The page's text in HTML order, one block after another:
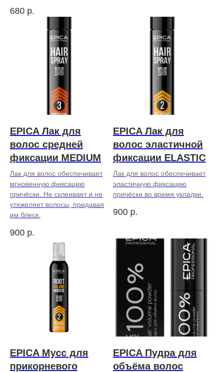
680 р.
EPICA Лак для
волос средней
фиксации MEDIUM
Лак для волос обеспечивает
мгновенную фиксацию
причёски. Не склеивает и не
утяжеляет волосы, придавая
им блеск.
900 р.
EPICA Лак для
волос эластичной
фиксации ELASTIC
Лак для волос обеспечивает
эластичную фиксацию
причёски во время укладки.
900 р.
EPICA Мусс для
прикорневого
EPICA Пудра для
объёма волос